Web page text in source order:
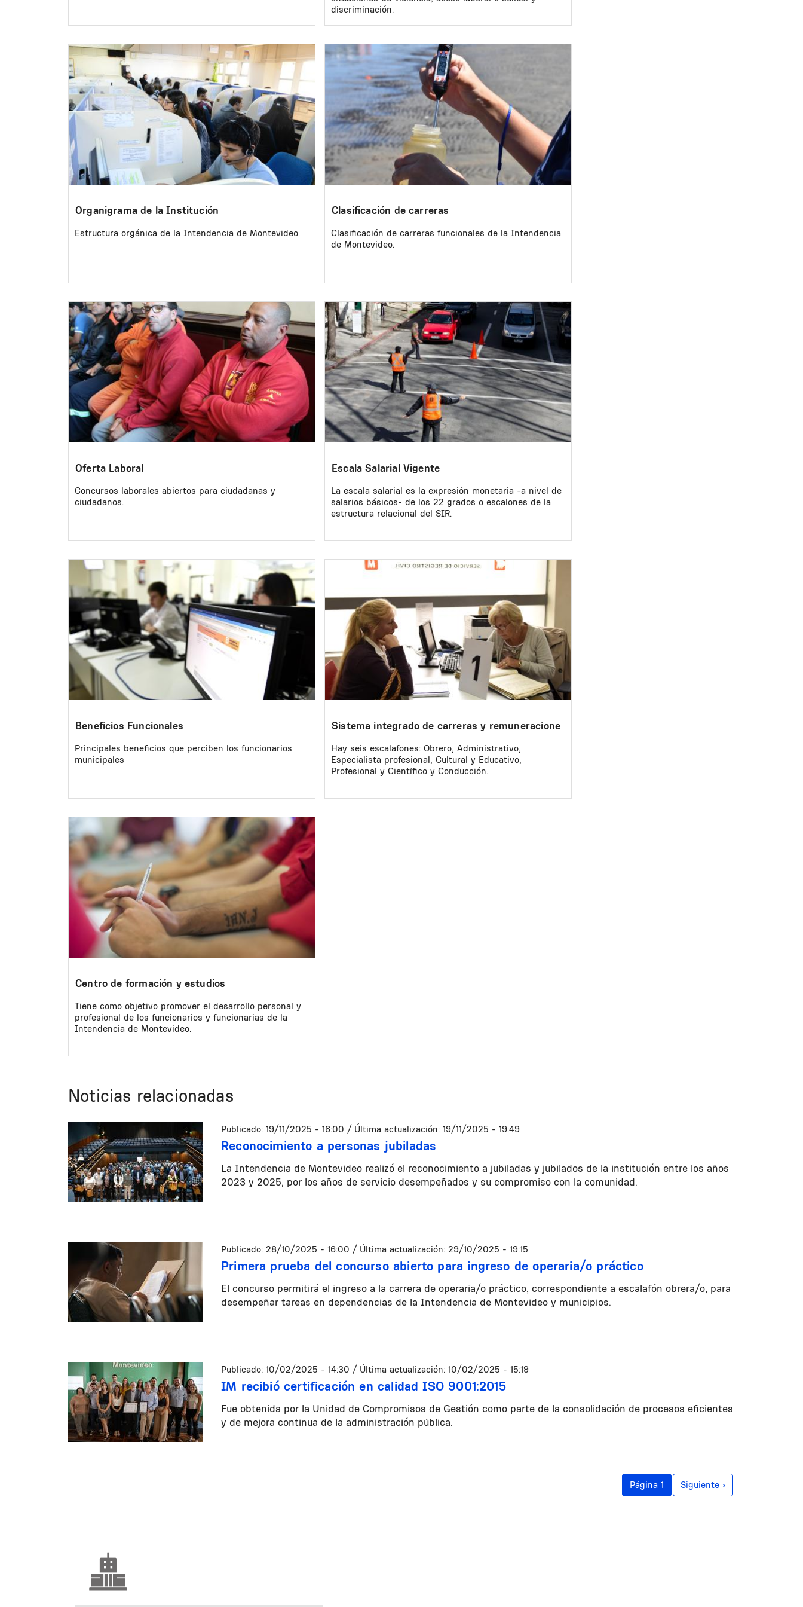
discriminación.
Image
Organigrama de la Institución
Estructura orgánica de la Intendencia de Montevideo.
Image
Clasificación de carreras
Clasificación de carreras funcionales de la Intendencia
de Montevideo.
Image
Oferta Laboral
Concursos laborales abiertos para ciudadanas y
ciudadanos.
Image
Escala Salarial Vigente
La escala salarial es la expresión monetaria -a nivel de
salarios básicos- de los 22 grados o escalones de la
estructura relacional del SIR.
Image
Beneficios Funcionales
Principales beneficios que perciben los funcionarios
municipales
Sistema integrado de carreras y remuneracione
Hay seis escalafones: Obrero, Administrativo,
Especialista profesional, Cultural y Educativo,
Profesional y Científico y Conducción.
Image
Centro de formación y estudios
Tiene como objetivo promover el desarrollo personal y
profesional de los funcionarios y funcionarias de la
Intendencia de Montevideo.
Noticias relacionadas
Publicado: 19/11/2025 - 16:00 / Última actualización: 19/11/2025 - 19:49
Reconocimiento a personas jubiladas
La Intendencia de Montevideo realizó el reconocimiento a jubiladas y jubilados de la institución entre los años
2023 y 2025, por los años de servicio desempeñados y su compromiso con la comunidad.
Publicado: 28/10/2025 - 16:00 / Última actualización: 29/10/2025 - 19:15
Primera prueba del concurso abierto para ingreso de operaria/o práctico
El concurso permitirá el ingreso a la carrera de operaria/o práctico, correspondiente a escalafón obrera/o, para
desempeñar tareas en dependencias de la Intendencia de Montevideo y municipios.
Publicado: 10/02/2025 - 14:30 / Última actualización: 10/02/2025 - 15:19
IM recibió certificación en calidad ISO 9001:2015
Fue obtenida por la Unidad de Compromisos de Gestión como parte de la consolidación de procesos eficientes
y de mejora continua de la administración pública.
Página 1 Siguiente página
Siguiente ›